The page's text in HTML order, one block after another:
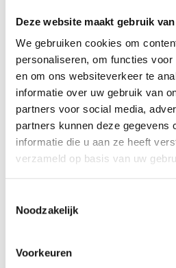
Deze website maakt gebruik
We gebruiken cookies om
personaliseren, om functies
en om ons websiteverkeer te
informatie over uw gebruik van
partners voor social media,
partners kunnen deze gegevens
informatie die u aan ze heeft
verzameld op basis van uw
Noodzakelijk
Voorkeuren
Waarom KN Service?
Passie voor techniek
Snelle service
25 jaar ervaring
Reparatie ter plaatse mogelijk
KN Service